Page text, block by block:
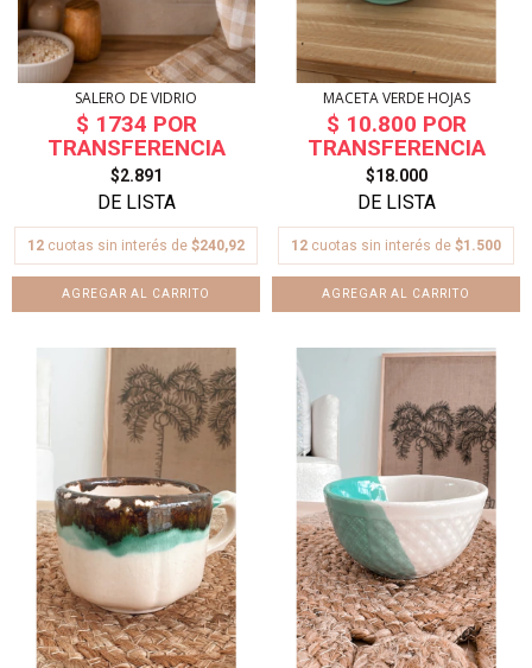
SALERO DE VIDRIO
$2.891
12 cuotas sin interés de $240,92
MACETA VERDE HOJAS
$18.000
12 cuotas sin interés de $1.500